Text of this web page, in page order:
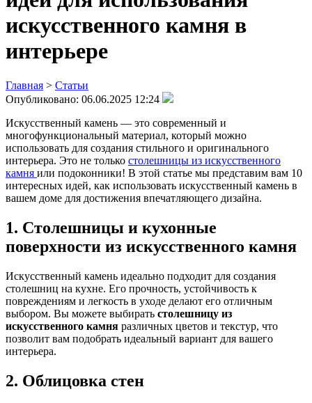
искусственного камня в
интерьере
Главная > Статьи
Опубликовано: 06.06.2025 12:24
Искусственный камень — это современный и
многофункциональный материал, который можно
использовать для создания стильного и оригинального
интерьера. Это не только столешницы из искусственного
камня или подоконники! В этой статье мы представим вам 10
интересных идей, как использовать искусственный камень в
вашем доме для достижения впечатляющего дизайна.
1. Столешницы и кухонные
поверхности из искусственного камня
Искусственный камень идеально подходит для создания
столешниц на кухне. Его прочность, устойчивость к
повреждениям и легкость в уходе делают его отличным
выбором. Вы можете выбирать столешницу из
искусственного камня различных цветов и текстур, что
позволит вам подобрать идеальный вариант для вашего
интерьера.
2. Облицовка стен